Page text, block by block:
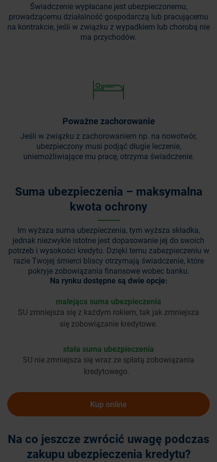
Świadczenie wypłacane jest ubezpieczonemu,
prowadzącemu działalność gospodarczą lub pracującemu
na kontrakcie, jeśli w związku z wypadkiem lub chorobą nie
ma przychodów.
Poważne zachorowanie
Jeśli w związku z zachorowaniem np. na nowotwór,
ubezpieczony musi podjąć długie leczenie,
uniemożliwiające mu pracę, otrzyma świadczenie.
Suma ubezpieczenia – maksymalna
kwota ochrony
Im wyższa suma ubezpieczenia, tym wyższa składka,
jednak niezwykle istotne jest dopasowanie jej do swoich
potrzeb i wysokości kredytu. Dzięki temu zabezpieczeniu w
razie Twojej śmierci bliscy otrzymają świadczenie, które
pokryje zobowiązania finansowe wobec banku.
Na rynku dostępne są dwie opcje:
malejąca suma ubezpieczenia
SU zmniejsza się z każdym rokiem, tak jak zmniejsza
się zobowiązanie kredytowe.
stała suma ubezpieczenia
SU nie zmniejsza się wraz ze spłatą zobowiązania
kredytowego.
Kup online
Na co jeszcze zwrócić uwagę podczas
zakupu ubezpieczenia kredytu?